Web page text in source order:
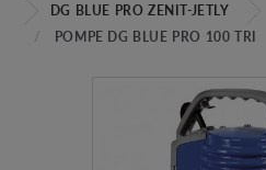
DG BLUE PRO ZENIT-JETLY
POMPE DG BLUE PRO 100 TRI